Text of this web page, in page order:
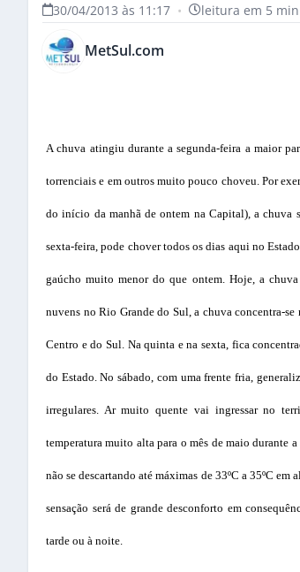
30/04/2013 às 11:17 • leitura em 5 min
MetSul.com
A chuva atingiu durante a segunda-feira a maior
torrenciais e em outros muito pouco choveu. Por
do início da manhã de ontem na Capital), a chuva
sexta-feira, pode chover todos os dias aqui no
gaúcho muito menor do que ontem. Hoje, a
nuvens no Rio Grande do Sul, a chuva concentra-
Centro e do Sul. Na quinta e na sexta, fica
do Estado. No sábado, com uma frente fria,
irregulares. Ar muito quente vai ingressar no
temperatura muito alta para o mês de maio durante
não se descartando até máximas de 33ºC a 35ºC
sensação será de grande desconforto em
tarde ou à noite.